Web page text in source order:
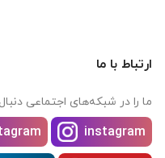
ارتباط با ما
ما را در شبکه‌های اجتماعی
instagram